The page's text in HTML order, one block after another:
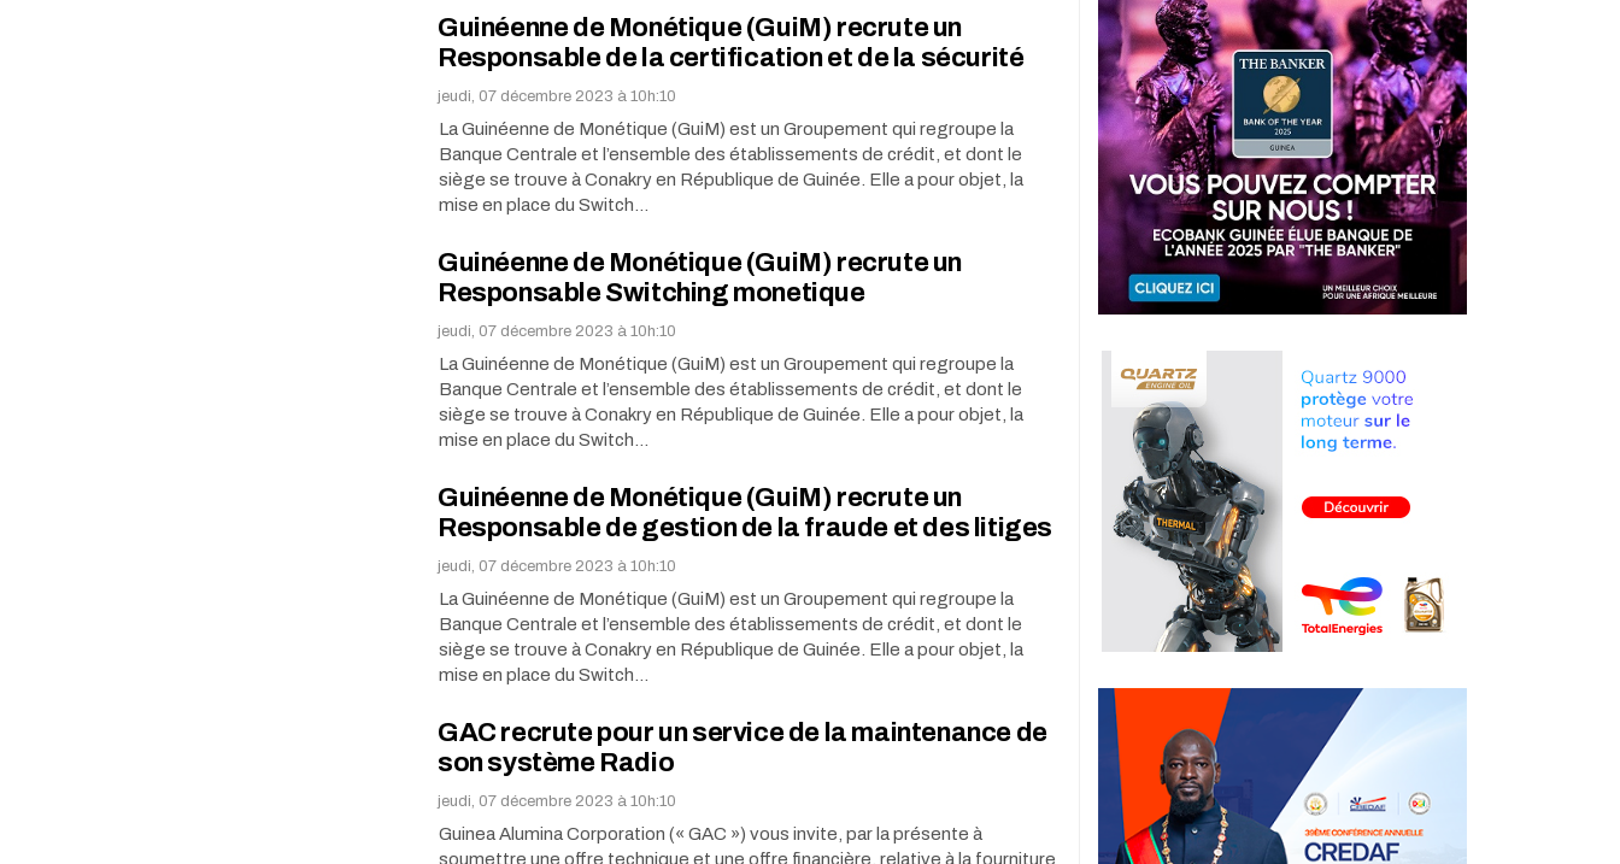
Guinéenne de Monétique (GuiM) recrute un
Responsable de la certification et de la sécurité
jeudi, 07 décembre 2023 à 10h:10
La Guinéenne de Monétique (GuiM) est un Groupement qui regroupe la
Banque Centrale et l’ensemble des établissements de crédit, et dont le
siège se trouve à Conakry en République de Guinée. Elle a pour objet, la
mise en place du Switch…
Guinéenne de Monétique (GuiM) recrute un
Responsable Switching monetique
jeudi, 07 décembre 2023 à 10h:10
La Guinéenne de Monétique (GuiM) est un Groupement qui regroupe la
Banque Centrale et l’ensemble des établissements de crédit, et dont le
siège se trouve à Conakry en République de Guinée. Elle a pour objet, la
mise en place du Switch…
Guinéenne de Monétique (GuiM) recrute un
Responsable de gestion de la fraude et des litiges
jeudi, 07 décembre 2023 à 10h:10
La Guinéenne de Monétique (GuiM) est un Groupement qui regroupe la
Banque Centrale et l’ensemble des établissements de crédit, et dont le
siège se trouve à Conakry en République de Guinée. Elle a pour objet, la
mise en place du Switch…
GAC recrute pour un service de la maintenance de
son système Radio
jeudi, 07 décembre 2023 à 10h:10
Guinea Alumina Corporation (« GAC ») vous invite, par la présente à
soumettre une offre technique et une offre financière, relative à la fourniture